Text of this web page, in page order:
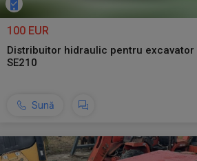
100 EUR
Distribuitor hidraulic pentru excavator
SE210
Sună